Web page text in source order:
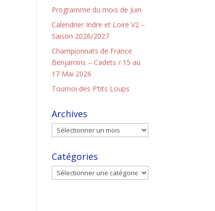
Programme du mois de Juin
Calendrier Indre et Loire V2 –
Saison 2026/2027
Championnats de France
Benjamins – Cadets / 15 au
17 Mai 2026
Tournoi des P’tits Loups
Archives
Catégories